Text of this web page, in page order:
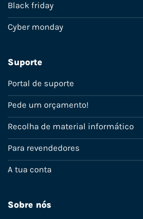
Black friday
Cyber monday
Suporte
Portal de suporte
Pede um orçamento!
Recolha de material informático
Para revendedores
A tua conta
Sobre nós